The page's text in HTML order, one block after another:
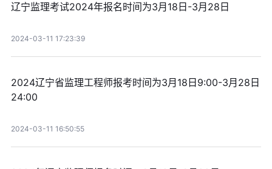
辽宁监理考试2024年报名时间为3月18日-3月28日
2024-03-11 17:23:39
2024辽宁省监理工程师报考时间为3月18日9:00-3月28日
24:00
2024-03-11 16:50:55